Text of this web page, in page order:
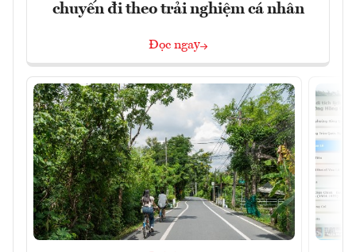
chuyến đi theo trải nghiệm cá nhân
Đọc ngay